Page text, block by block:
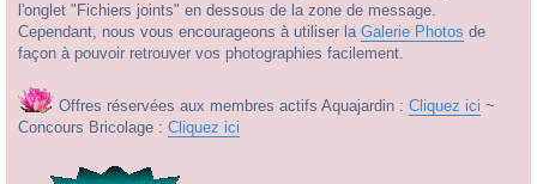
l'onglet "Fichiers joints" en dessous de la zone de message.
Cependant, nous vous encourageons à utiliser la Galerie Photos de
façon à pouvoir retrouver vos photographies facilement.
Offres réservées aux membres actifs Aquajardin : Cliquez ici ~
Concours Bricolage : Cliquez ici